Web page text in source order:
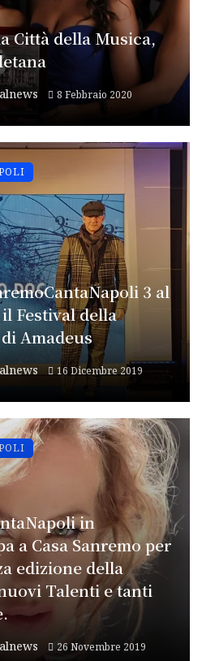
Città della Musica,
8 Febbraio 2020
3 al
Festival della
Amadeus
16 Dicembre 2019
in
a Casa Sanremo per
edizione della
Talenti e tanti
26 Novembre 2019